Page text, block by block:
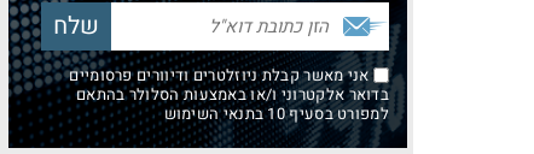
אני מאשר קבלת ניוזלטרים ודיוורים פרסומיים
בדואר אלקטרוני ו/או באמצעות הסלולר בהתאם
למפורט בסעיף 10 בתנאי השימוש